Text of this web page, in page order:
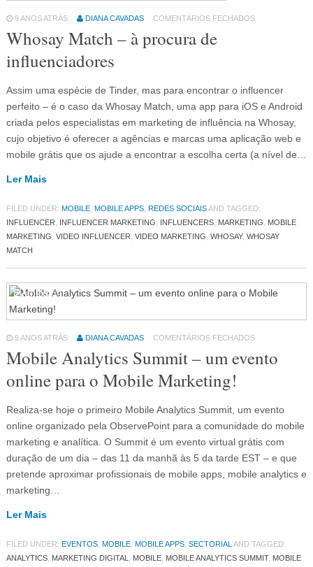
9 ANOS ATRÁS DIANA CAVADAS COMENTÁRIOS FECHADOS
Whosay Match – à procura de
influenciadores
Assim uma espécie de Tinder, mas para encontrar o influencer
perfeito – é o caso da Whosay Match, uma app para iOS e Android
criada pelos especialistas em marketing de influência na Whosay,
cujo objetivo é oferecer a agências e marcas uma aplicação web e
mobile grátis que os ajude a encontrar a escolha certa (a nível de…
Ler Mais
FILED UNDER: MOBILE, MOBILE APPS, REDES SOCIAISAND TAGGED:
INFLUENCER
INFLUENCER MARKETING INFLUENCERS, MARKETING
MOBILE
MARKETING VIDEO INFLUENCER VIDEO MARKETING WHOSAY, WHOSAY
MATCH
Eventos 64
9 ANOS ATRÁS DIANA CAVADAS COMENTÁRIOS FECHADOS
Mobile Analytics Summit – um evento
online para o Mobile Marketing!
Realiza-se hoje o primeiro Mobile Analytics Summit, um evento
online organizado pela ObservePoint para a comunidade do mobile
marketing e analítica. O Summit é um evento virtual grátis com
duração de um dia – das 11 da manhã às 5 da tarde EST – e que
pretende aproximar profissionais de mobile apps, mobile analytics e
marketing…
Ler Mais
FILED UNDER: EVENTOS, MOBILE, MOBILE APPS, SECTORIAL AND TAGGED:
ANALYTICS, MARKETING DIGITAL MOBILE, MOBILE ANALYTICS SUMMIT, MOBILE